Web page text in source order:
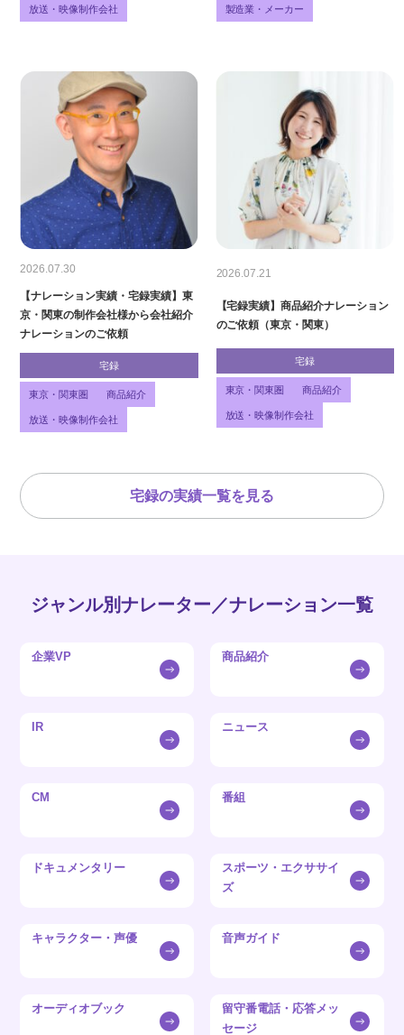
放送・映像制作会社 製造業・メーカー
2026.07.30
【ナレーション実績・宅録実績】東
京・関東の制作会社様から会社紹介
ナレーションのご依頼
宅録
東京・関東圏 商品紹介
放送・映像制作会社
2026.07.21
【宅録実績】商品紹介ナレーション
のご依頼（東京・関東）
宅録
東京・関東圏 商品紹介
放送・映像制作会社
宅録の実績一覧を見る
ジャンル別ナレーター／ナレーション一覧
企業VP 商品紹介
IR ニュース
CM 番組
ドキュメンタリー
スポーツ・エクササイ
ズ
キャラクター・声優 音声ガイド
オーディオブック
留守番電話・応答メッ
セージ